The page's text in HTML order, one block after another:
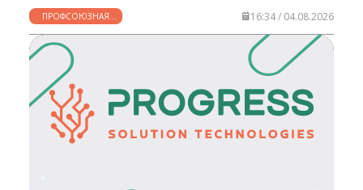
ПРОФСОЮЗНАЯ
ЖИЗНЬ
16:34 / 04.08.2026